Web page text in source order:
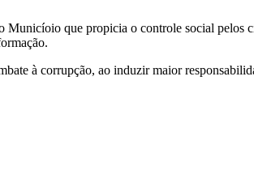
que propicia o controle social pelos
à corrupção, ao induzir maior